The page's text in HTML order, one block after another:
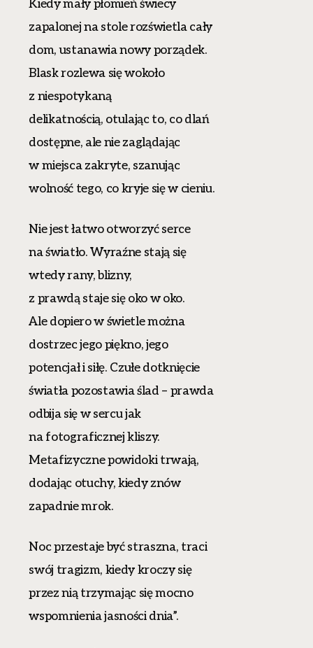
Kiedy mały płomień świecy
zapalonej na stole rozświetla cały
dom, ustanawia nowy porządek.
Blask rozlewa się wokoło
z niespotykaną
delikatnością, otulając to, co dlań
dostępne, ale nie zaglądając
w miejsca zakryte, szanując
wolność tego, co kryje się w cieniu.
Nie jest łatwo otworzyć serce
na światło. Wyraźne stają się
wtedy rany, blizny,
z prawdą staje się oko w oko.
Ale dopiero w świetle można
dostrzec jego piękno, jego
potencjał i siłę. Czułe dotknięcie
światła pozostawia ślad – prawda
odbija się w sercu jak
na fotograficznej kliszy.
Metafizyczne powidoki trwają,
dodając otuchy, kiedy znów
zapadnie mrok.
Noc przestaje być straszna, traci
swój tragizm, kiedy kroczy się
przez nią trzymając się mocno
wspomnienia jasności dnia”.